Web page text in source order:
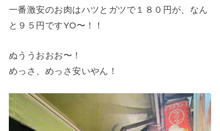
一番激安のお肉はハツとガツで１８０円が、なん
と９５円ですYO〜！！
ぬううおおお〜！
めっさ、めっさ安いやん！